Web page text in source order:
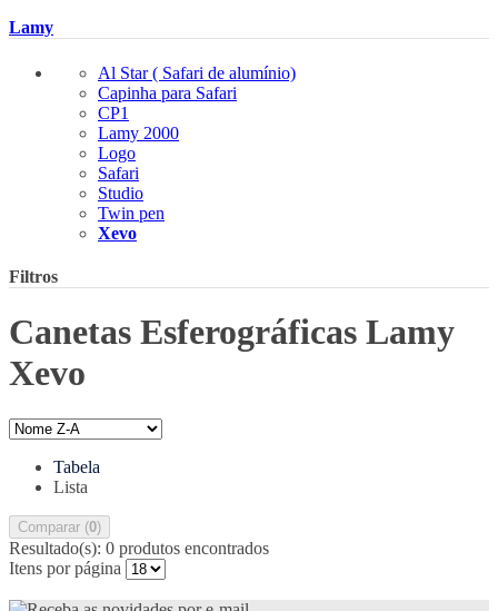
Lamy
Al Star ( Safari de alumínio)
Capinha para Safari
CP1
Lamy 2000
Logo
Safari
Studio
Twin pen
Xevo
Filtros
Canetas Esferográficas Lamy
Xevo
Tabela
Lista
Comparar (0)
Resultado(s): 0 produtos encontrados
Itens por página